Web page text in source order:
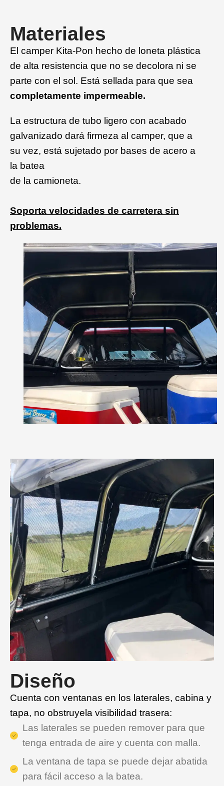
Materiales
El camper Kita-Pon hecho de loneta plástica
de alta resistencia que no se decolora ni se
parte con el sol. Está sellada para que sea
completamente impermeable.
La estructura de tubo ligero con acabado
galvanizado dará firmeza al camper, que a
su vez, está sujetado por bases de acero a
la batea
de la camioneta.
Soporta velocidades de carretera sin
problemas.
Diseño
Cuenta con ventanas en los laterales, cabina y
tapa, no obstruyela visibilidad trasera:
Las laterales se pueden remover para que
tenga entrada de aire y cuenta con malla.
La ventana de tapa se puede dejar abatida
para fácil acceso a la batea.